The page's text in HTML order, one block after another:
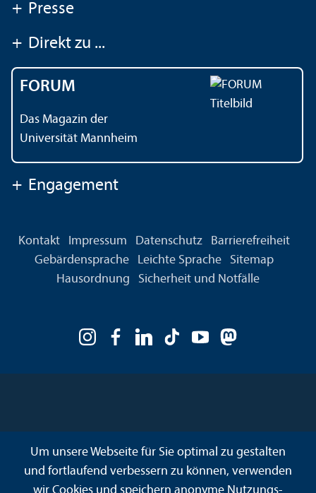
+ Presse
+ Direkt zu ...
FORUM
Das Magazin der
Universität Mannheim
+ Engagement
Kontakt Impressum Datenschutz
Barrierefreiheit
Gebärdensprache
Leichte Sprache
Sitemap
Hausordnung
Sicherheit und Notfälle
Um unsere Webseite für Sie optimal zu gestalten
und fortlaufend verbessern zu können, verwenden